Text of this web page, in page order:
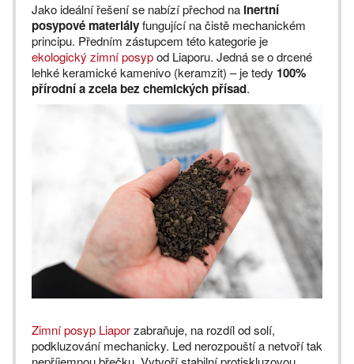
Jako ideální řešení se nabízí přechod na inertní
posypové materiályfungující na čistě mechanickém
principu. Předním zástupcem této kategorie je
ekologický zimní posypod Liaporu. Jedná se o drcené
lehké keramické kamenivo (keramzit) – je tedy 100%
přírodní a zcela bez chemických přísad.
Zimní posyp Liaporzabraňuje, na rozdíl od solí,
podkluzování mechanicky. Led nerozpouští a netvoří tak